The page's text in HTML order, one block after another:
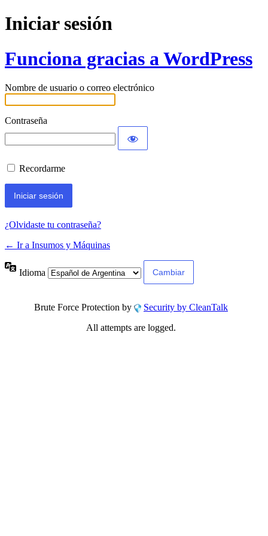
Iniciar sesión
Funciona gracias a WordPress
Nombre de usuario o correo electrónico
Contraseña
Recordarme
¿Olvidaste tu contraseña?
← Ir a Insumos y Máquinas
Idioma
Brute Force Protection by
Security by CleanTalk
All attempts are logged.